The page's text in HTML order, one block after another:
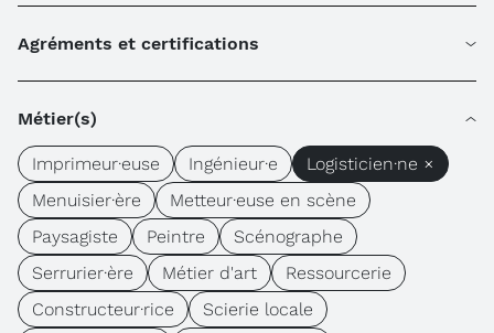
Agréments et certifications
Métier(s)
Imprimeur·euse Ingénieur·e
Logisticien·ne ×
Menuisier·ère
Metteur·euse en scène
Paysagiste
Peintre
Scénographe
Serrurier·ère
Métier d'art
Ressourcerie
Constructeur·rice
Scierie locale